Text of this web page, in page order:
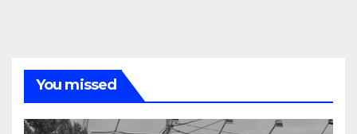
You missed